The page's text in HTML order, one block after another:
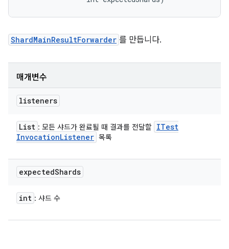
ShardMainResultForwarder 를 만듭니다.
매개변수
listeners
List : 모든 샤드가 완료될 때 결과를 전달할 ITest
InvocationListener 목록
expectedShards
int : 샤드 수